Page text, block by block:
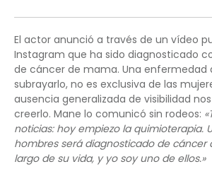
El actor anunció a través de un vídeo
Instagram que ha sido diagnosticado
de cáncer de mama. Una enfermedad
subrayarlo, no es exclusiva de las
ausencia generalizada de visibilidad
creerlo. Mane lo comunicó sin rodeos:
noticias: hoy empiezo la quimioterapia.
hombres será diagnosticado de cáncer
largo de su vida, y yo soy uno de ellos.»